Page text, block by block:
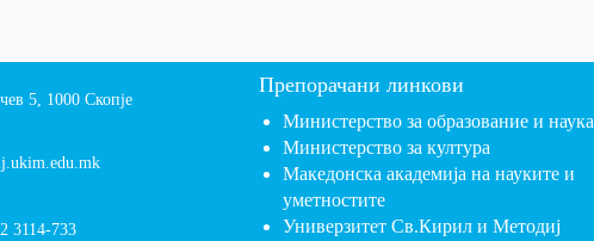
5, 1000 Скопје
3114-733
Препорачани линкови
Министерство за образование и наука
Министерство за култура
Македонска академија на науките и
уметностите
Универзитет Св.Кирил и Методиј